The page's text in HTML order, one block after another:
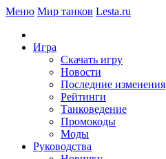
Меню Мир танков Lesta.ru
Игра
Скачать игру
Новости
Последние изменения
Рейтинги
Танковедение
Промокоды
Моды
Руководства